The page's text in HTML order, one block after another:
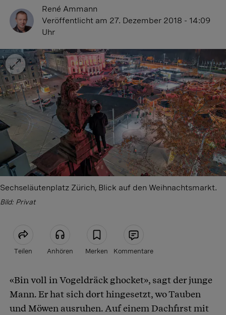
René Ammann
Veröffentlicht am 27. Dezember 2018 - 14:09
Uhr
Sechseläutenplatz Zürich, Blick auf den Weihnachtsmarkt.
Bild: Privat
Teilen Anhören Merken Kommentare
Artikel teilen
«Bin voll in Vogeldräck ghocket», sagt der junge
Mann. Er hat sich dort hingesetzt, wo Tauben
und Möwen ausruhen. Auf einem Dachfirst mit